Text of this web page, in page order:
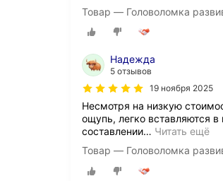
Товар — Головоломка
Надежда
5 отзывов
19 ноября 2025
Несмотря на низкую
ощупь, легко вставляются
составлении… Читать ещё
Товар — Головоломка